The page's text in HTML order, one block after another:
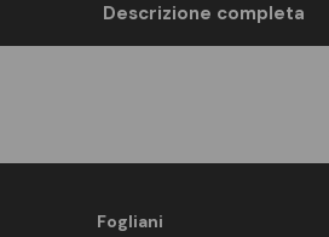
Descrizione completa
Fogliani